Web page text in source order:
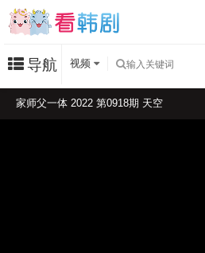
导航 视频
家师父一体 2022 第0918期 天空